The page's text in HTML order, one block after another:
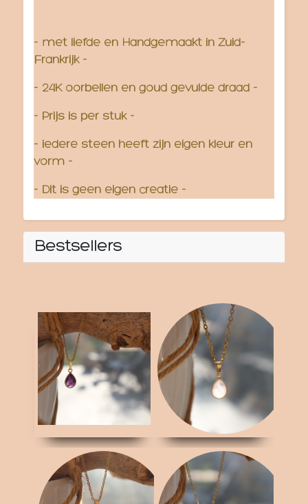
- met liefde en Handgemaakt in Zuid-
Frankrijk -
- 24K oorbellen en goud gevulde draad -
- Prijs is per stuk -
- iedere steen heeft zijn eigen kleur en
vorm -
- Dit is geen eigen creatie -
Bestsellers
RVS ketting Amethist
RVS ketting
Rozenkwarts